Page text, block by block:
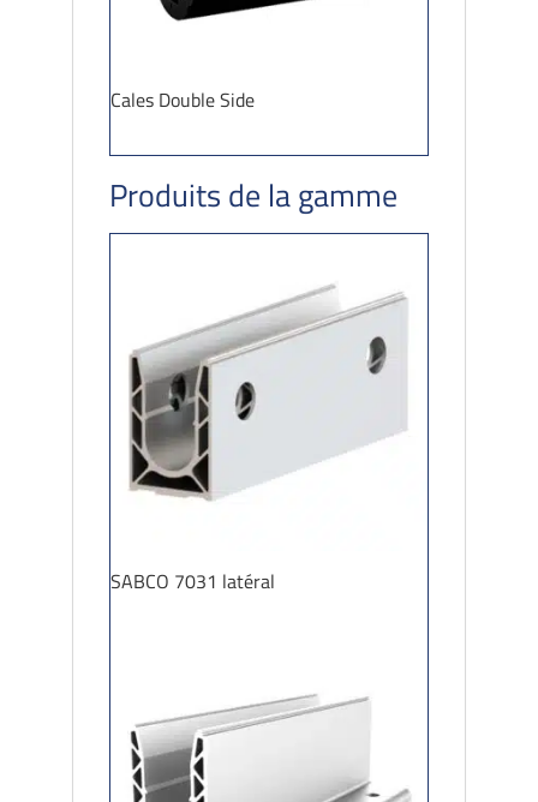
Cales Double Side
Produits de la gamme
SABCO 7031 latéral